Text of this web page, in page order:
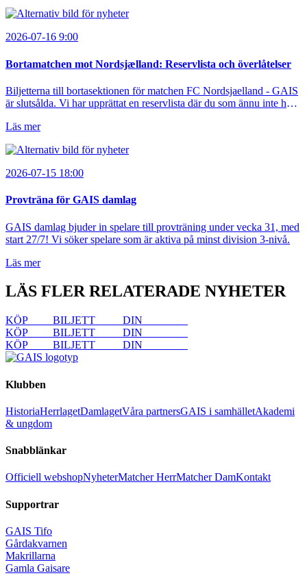
2026-07-16 9:00
Bortamatchen mot Nordsjælland: Reservlista och överlåtelser
Biljetterna till bortasektionen för matchen FC Nordsjaelland - GAIS
är slutsålda. Vi har upprättat en reservlista där du som ännu inte har
biljett till någon annan.
Läs mer
2026-07-15 18:00
Provträna för GAIS damlag
GAIS damlag bjuder in spelare till provträning under vecka 31, med
start 27/7! Vi söker spelare som är aktiva på minst division 3-nivå.
Läs mer
LÄS FLER RELATERADE NYHETER
KÖP BILJETT DIN
KÖP
BILJETT DIN
KÖP
BILJETT DIN
Klubben
HistoriaHerrlagetDamlagetVåra partnersGAIS i samhälletAkademi
& ungdom
Snabblänkar
Officiell webshopNyheterMatcher HerrMatcher DamKontakt
Supportrar
GAIS Tifo
Gårdakvarnen
Makrillarna
Gamla Gaisare